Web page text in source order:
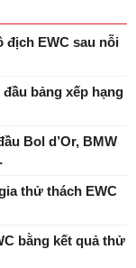
địch EWC sau nỗi
bảng xếp hạng
Bol d’Or, BMW
thử thách EWC
bằng kết quả thử